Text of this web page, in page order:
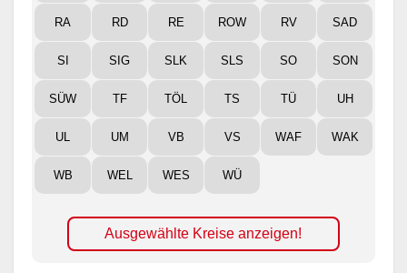
RA RD RE ROW RV SAD
SI SIG SLK SLS SO SON
SÜW TF TÖL TS TÜ UH
UL UM VB VS WAF WAK
WB WEL WES WÜ
Ausgewählte Kreise anzeigen!